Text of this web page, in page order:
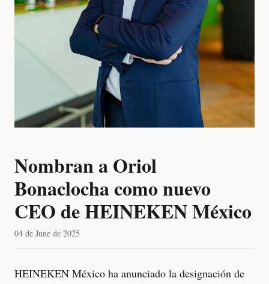
Nombran a Oriol
Bonaclocha como nuevo
CEO de HEINEKEN México
04 de June de 2025
HEINEKEN México ha anunciado la designación de